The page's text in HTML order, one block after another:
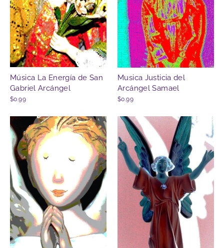
Música La Energía de San
Gabriel Arcángel
$0.99
Musica Justicia del
Arcángel Samael
$0.99